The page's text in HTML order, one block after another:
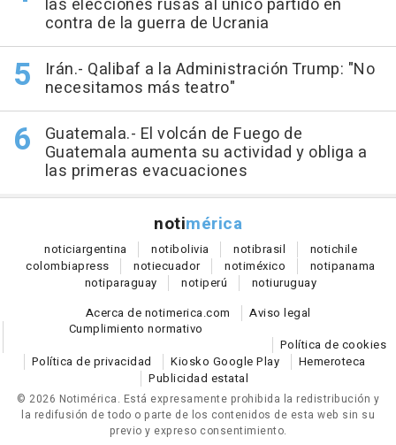
las elecciones rusas al único partido en
contra de la guerra de Ucrania
Irán.- Qalibaf a la Administración Trump: "No
necesitamos más teatro"
Guatemala.- El volcán de Fuego de
Guatemala aumenta su actividad y obliga a
las primeras evacuaciones
notimérica
noticiargentina notibolivia notibrasil notichile
colombiapress notiecuador notiméxico notipanama
notiparaguay notiperú notiuruguay
Acerca de notimerica.com
Aviso legal
Cumplimiento normativo
Política de cookies
Política de privacidad
Kiosko Google Play
Hemeroteca
Publicidad estatal
© 2026 Notimérica. Está expresamente prohibida la redistribución y
la redifusión de todo o parte de los contenidos de esta web sin su
previo y expreso consentimiento.